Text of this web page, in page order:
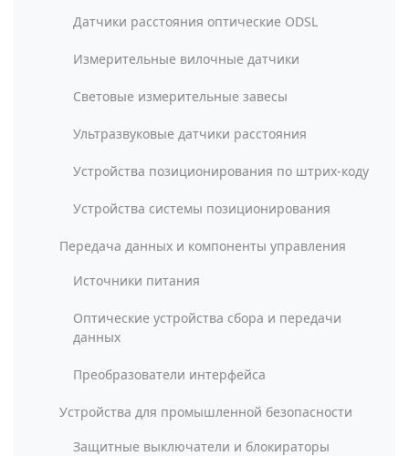
Датчики расстояния оптические ODSL
Измерительные вилочные датчики
Световые измерительные завесы
Ультразвуковые датчики расстояния
Устройства позиционирования по штрих-коду
Устройства системы позиционирования
Передача данных и компоненты управления
Источники питания
Оптические устройства сбора и передачи
данных
Преобразователи интерфейса
Устройства для промышленной безопасности
Защитные выключатели и блокираторы